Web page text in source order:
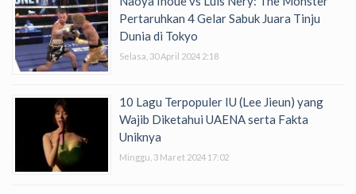
Pertaruhkan 4 Gelar Sabuk Juara Tinju
Dunia di Tokyo
Selasa, 30 April 2024 2:18
10 Lagu Terpopuler IU (Lee Jieun) yang
Wajib Diketahui UAENA serta Fakta
Uniknya
Minggu, 3 Maret 2024 17:02